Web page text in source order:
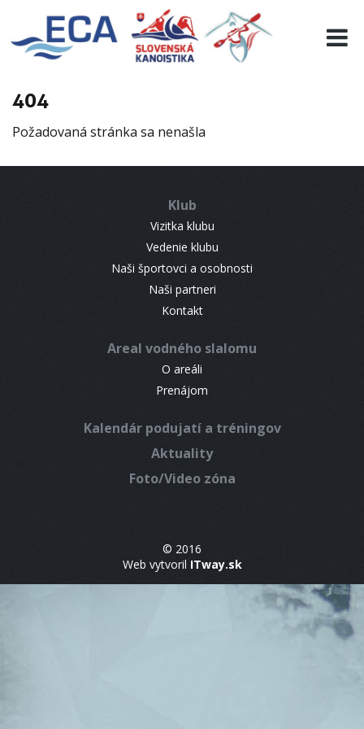
404
Požadovaná stránka sa nenašla
Klub
Vizitka klubu
Vedenie klubu
Naši športovci a osobnosti
Naši partneri
Kontakt
Areal vodného slalomu
O areáli
Prenájom
Kalendár podujatí a tréningov
Aktuality
Foto/Video zóna
© 2016
Web vytvoril ITway.sk
EURO 19
INFO
RESULTS
CONTACT